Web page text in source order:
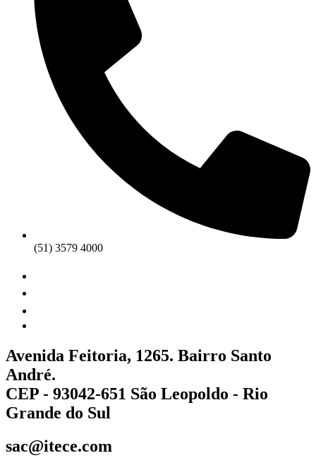
(51) 3579 4000
Avenida Feitoria, 1265. Bairro Santo
André.
CEP - 93042-651 São Leopoldo - Rio
Grande do Sul
sac@itece.com